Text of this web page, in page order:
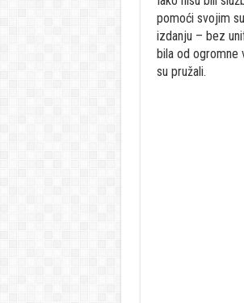
pomoći svojim
izdanju – bez
bila od ogromne
su pružali.